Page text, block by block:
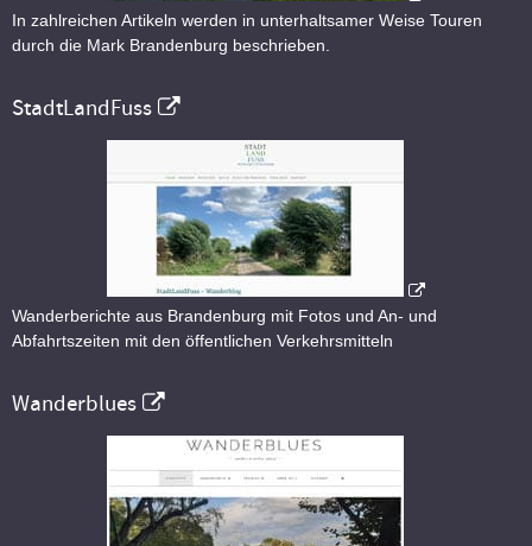
In zahlreichen Artikeln werden in unterhaltsamer Weise Touren
durch die Mark Brandenburg beschrieben.
StadtLandFuss
Wanderberichte aus Brandenburg mit Fotos und An- und
Abfahrtszeiten mit den öffentlichen Verkehrsmitteln
Wanderblues